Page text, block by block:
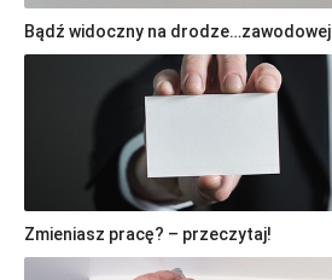
Bądź widoczny na drodze…zawodowej
Zmieniasz pracę? – przeczytaj!